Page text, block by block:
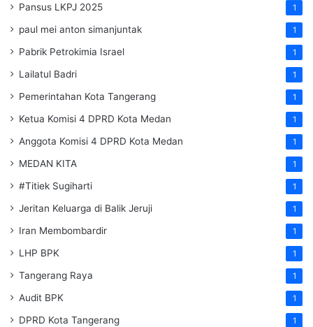
Pansus LKPJ 2025 1
paul mei anton simanjuntak 1
Pabrik Petrokimia Israel 1
Lailatul Badri 1
Pemerintahan Kota Tangerang 1
Ketua Komisi 4 DPRD Kota Medan 1
Anggota Komisi 4 DPRD Kota Medan 1
MEDAN KITA 1
#Titiek Sugiharti 1
Jeritan Keluarga di Balik Jeruji 1
Iran Membombardir 1
LHP BPK 1
Tangerang Raya 1
Audit BPK 1
DPRD Kota Tangerang 1